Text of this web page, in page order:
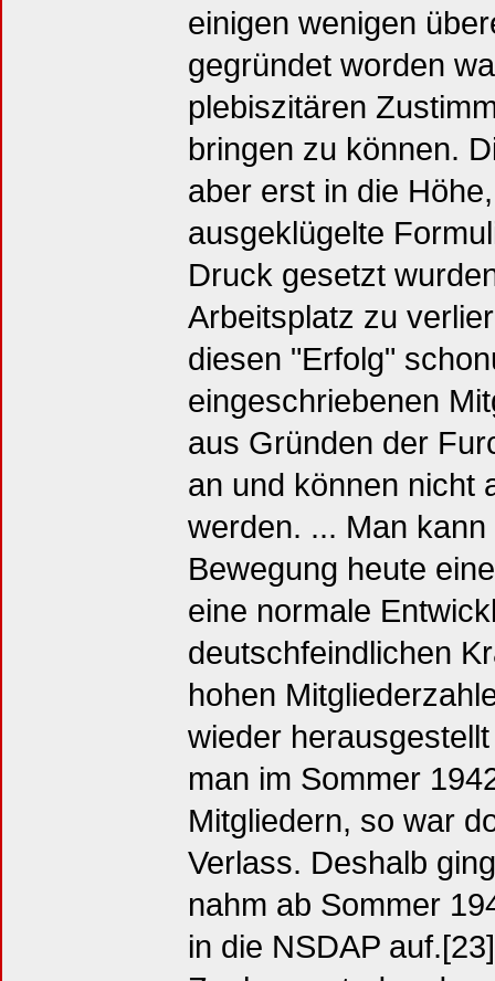
einigen wenigen
gegründet worden
plebiszitären
bringen zu können.
aber erst in die
ausgeklügelte
Druck gesetzt
Arbeitsplatz zu
diesen "Erfolg"
eingeschriebenen
aus Gründen der
an und können nicht
werden. ... Man
Bewegung heute
eine normale
deutschfeindlichen
hohen
wieder
man im Sommer
Mitgliedern, so war
Verlass. Deshalb
nahm ab Sommer
in die NSDAP